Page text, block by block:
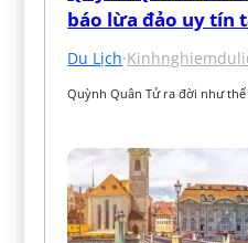
báo lừa đảo uy tín
Du Lịch·
Quỳnh Quân Tử ra đời như